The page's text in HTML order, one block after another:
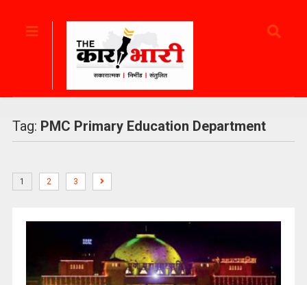
Tag: PMC Primary Education Department
1 2 3